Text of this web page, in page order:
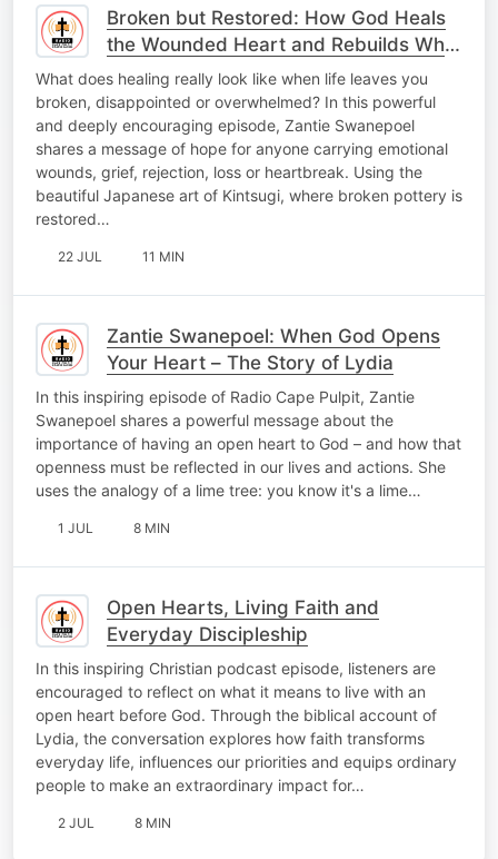
Broken but Restored: How God Heals
the Wounded Heart and Rebuilds What
Was Lost
What does healing really look like when life leaves you
broken, disappointed or overwhelmed? In this powerful
and deeply encouraging episode, Zantie Swanepoel
shares a message of hope for anyone carrying emotional
wounds, grief, rejection, loss or heartbreak. Using the
beautiful Japanese art of Kintsugi, where broken pottery is
restored…
22 JUL 11 MIN
Zantie Swanepoel: When God Opens
Your Heart – The Story of Lydia
In this inspiring episode of Radio Cape Pulpit, Zantie
Swanepoel shares a powerful message about the
importance of having an open heart to God – and how that
openness must be reflected in our lives and actions. She
uses the analogy of a lime tree: you know it's a lime…
1 JUL 8 MIN
Open Hearts, Living Faith and
Everyday Discipleship
In this inspiring Christian podcast episode, listeners are
encouraged to reflect on what it means to live with an
open heart before God. Through the biblical account of
Lydia, the conversation explores how faith transforms
everyday life, influences our priorities and equips ordinary
people to make an extraordinary impact for…
2 JUL 8 MIN